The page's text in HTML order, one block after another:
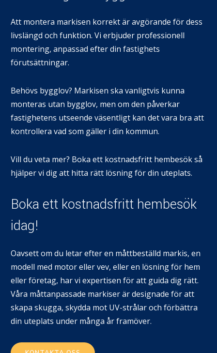
Att montera markisen korrekt är avgörande för dess
livslängd och funktion. Vi erbjuder professionell
montering, anpassad efter din fastighets
förutsättningar.
Behövs bygglov? Markisen ska vanligtvis kunna
monteras utan bygglov, men om den påverkar
fastighetens utseende väsentligt kan det vara bra att
kontrollera vad som gäller i din kommun.
Vill du veta mer? Boka ett kostnadsfritt hembesök så
hjälper vi dig att hitta rätt lösning för din uteplats.
Boka ett kostnadsfritt hembesök
idag!
Oavsett om du letar efter en måttbeställd markis, en
modell med motor eller vev, eller en lösning för hem
eller företag, har vi expertisen för att guida dig rätt.
Våra måttanpassade markiser är designade för att
skapa skugga, skydda mot UV-strålar och förbättra
din uteplats under många år framöver.